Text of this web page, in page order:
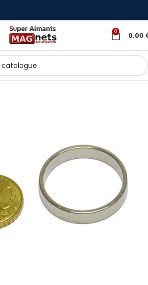
0 0.00